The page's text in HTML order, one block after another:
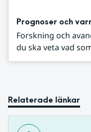
Prognoser och
Forskning och
du ska veta vad
Relaterade länkar